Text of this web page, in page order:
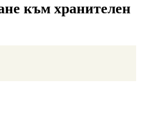
към хранителен